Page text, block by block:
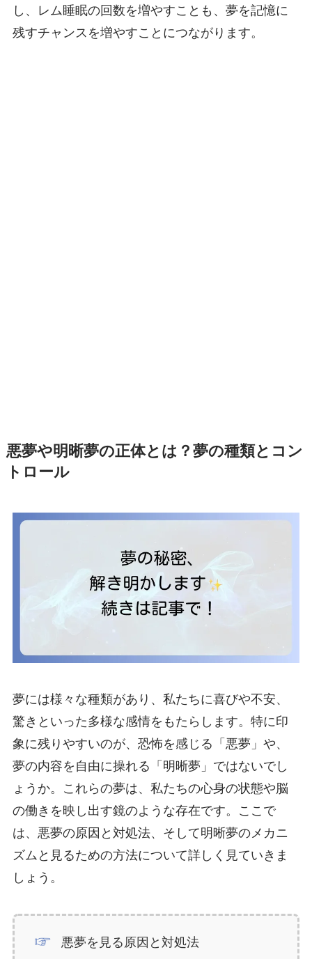
し、レム睡眠の回数を増やすことも、夢を記憶に
残すチャンスを増やすことにつながります。
悪夢や明晰夢の正体とは？夢の種類とコン
トロール
夢には様々な種類があり、私たちに喜びや不安、
驚きといった多様な感情をもたらします。特に印
象に残りやすいのが、恐怖を感じる「悪夢」や、
夢の内容を自由に操れる「明晰夢」ではないでし
ょうか。これらの夢は、私たちの心身の状態や脳
の働きを映し出す鏡のような存在です。ここで
は、悪夢の原因と対処法、そして明晰夢のメカニ
ズムと見るための方法について詳しく見ていきま
しょう。
悪夢を見る原因と対処法